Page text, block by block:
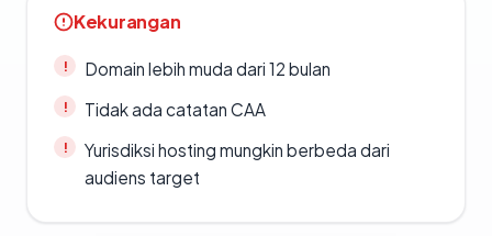
Kekurangan
Domain lebih muda dari 12 bulan
Tidak ada catatan CAA
Yurisdiksi hosting mungkin berbeda dari
audiens target